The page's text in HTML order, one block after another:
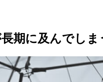
期に及んでし